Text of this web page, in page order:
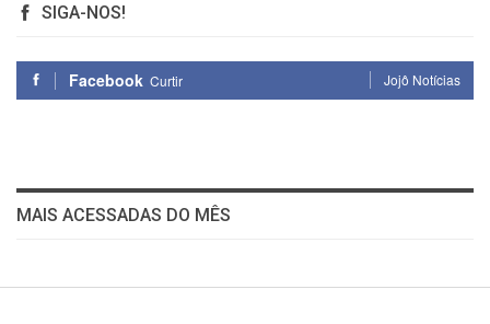
SIGA-NOS!
Facebook Curtir Jojô Notícias
MAIS ACESSADAS DO MÊS